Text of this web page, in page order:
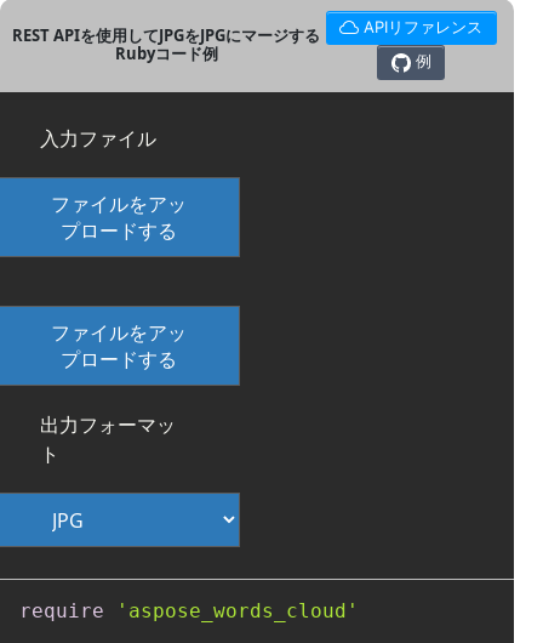
REST APIを使用してJPGをJPGにマージする
Rubyコード例
APIリファレンス
例
入力ファイル
ファイルをアッ
プロードする
ファイルをアッ
プロードする
出力フォーマッ
ト
require
'aspose_words_cloud'